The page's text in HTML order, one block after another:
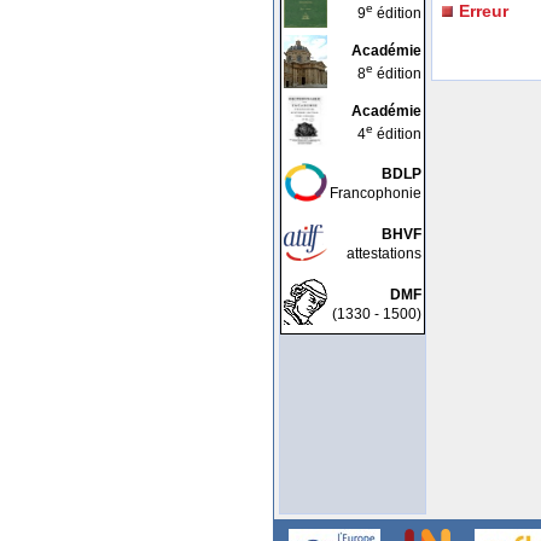
9e édition
Académie
8e édition
Académie
4e édition
BDLP
Francophonie
BHVF
attestations
DMF
(1330 - 1500)
Erreur